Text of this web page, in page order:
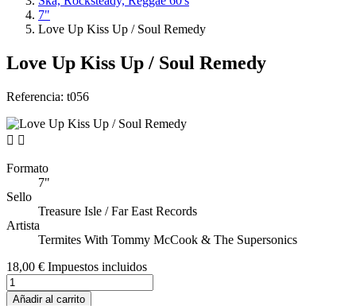
7"
Love Up Kiss Up / Soul Remedy
Love Up Kiss Up / Soul Remedy
Referencia: t056
 
Formato
7"
Sello
Treasure Isle / Far East Records
Artista
Termites With Tommy McCook & The Supersonics
18,00 € Impuestos incluidos
Añadir al carrito